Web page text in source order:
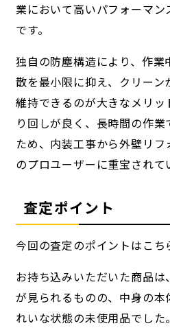
業において高いパフォーマ
です。
独自の防塵構造により、作
散を最小限に抑え、クリーン
維持できるのが大きなメリ
り回しが良く、長時間の作
ため、内装工事から外壁リ
のプロユーザーに重宝されて
査定ポイント
今回の査定のポイントはこち
お持ち込みいただいた商品
が見られるものの、中身の
れいな状態の未使用品でし